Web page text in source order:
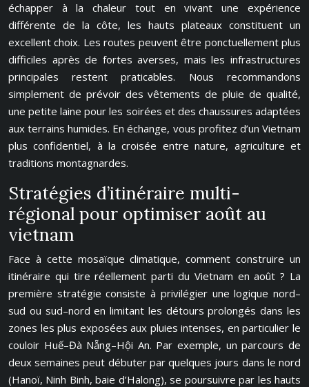
échapper à la chaleur tout en vivant une expérience
différente de la côte, les hauts plateaux constituent un
excellent choix. Les routes peuvent être ponctuellement plus
difficiles après de fortes averses, mais les infrastructures
principales restent praticables. Nous recommandons
simplement de prévoir des vêtements de pluie de qualité,
une petite laine pour les soirées et des chaussures adaptées
aux terrains humides. En échange, vous profitez d’un Vietnam
plus confidentiel, à la croisée entre nature, agriculture et
traditions montagnardes.
Stratégies d’itinéraire multi-
régional pour optimiser août au
vietnam
Face à cette mosaïque climatique, comment construire un
itinéraire qui tire réellement parti du Vietnam en août ? La
première stratégie consiste à privilégier une logique nord–
sud ou sud–nord en limitant les détours prolongés dans les
zones les plus exposées aux pluies intenses, en particulier le
couloir Huế–Đà Nẵng–Hội An. Par exemple, un parcours de
deux semaines peut débuter par quelques jours dans le nord
(Hanoï, Ninh Binh, baie d’Halong), se poursuivre par les hauts